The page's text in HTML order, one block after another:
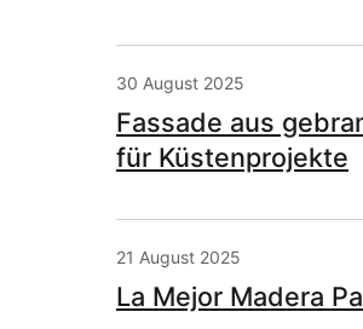
30 August 2025
Fassade aus
für Küstenprojekte
21 August 2025
La Mejor Madera